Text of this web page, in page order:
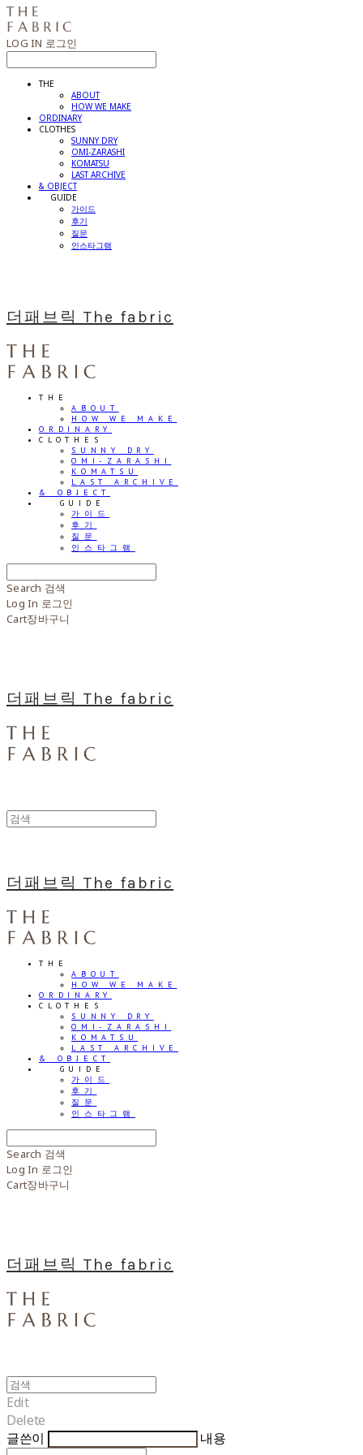
LOG IN 로그인
THE
ABOUT
HOW WE MAKE
ORDINARY
CLOTHES
SUNNY DRY
OMI-ZARASHI
KOMATSU
LAST ARCHIVE
& OBJECT
⠀⠀GUIDE
가이드
후기
질문
인스타그램
더패브릭 The fabric
THE
ABOUT
HOW WE MAKE
ORDINARY
CLOTHES
SUNNY DRY
OMI-ZARASHI
KOMATSU
LAST ARCHIVE
& OBJECT
⠀⠀GUIDE
가이드
후기
질문
인스타그램
Search 검색
Log In 로그인
Cart장바구니
더패브릭 The fabric
더패브릭 The fabric
THE
ABOUT
HOW WE MAKE
ORDINARY
CLOTHES
SUNNY DRY
OMI-ZARASHI
KOMATSU
LAST ARCHIVE
& OBJECT
⠀⠀GUIDE
가이드
후기
질문
인스타그램
Search 검색
Log In 로그인
Cart장바구니
더패브릭 The fabric
Edit
Delete
글쓴이
내용